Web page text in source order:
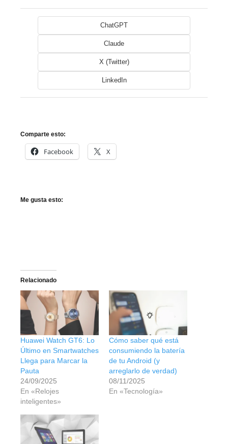
ChatGPT
Claude
X (Twitter)
LinkedIn
Comparte esto:
Facebook X
Me gusta esto:
Relacionado
Huawei Watch GT6: Lo
Último en Smartwatches
Llega para Marcar la
Pauta
24/09/2025
En «Relojes
inteligentes»
Cómo saber qué está
consumiendo la batería
de tu Android (y
arreglarlo de verdad)
08/11/2025
En «Tecnología»